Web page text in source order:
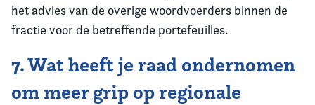
het advies van de overige woordvoerders binnen de
fractie voor de betreffende portefeuilles.
7. Wat heeft je raad ondernomen
om meer grip op regionale